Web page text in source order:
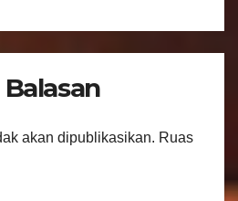
akan dipublikasikan. Ruas